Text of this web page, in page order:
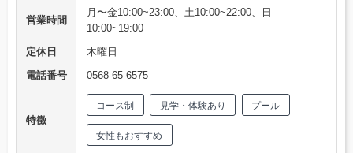
営業時間
月〜金10:00~23:00、土10:00~22:00、日
10:00~19:00
定休日
木曜日
電話番号
0568-65-6575
特徴
コース制 見学・体験あり プール
女性もおすすめ